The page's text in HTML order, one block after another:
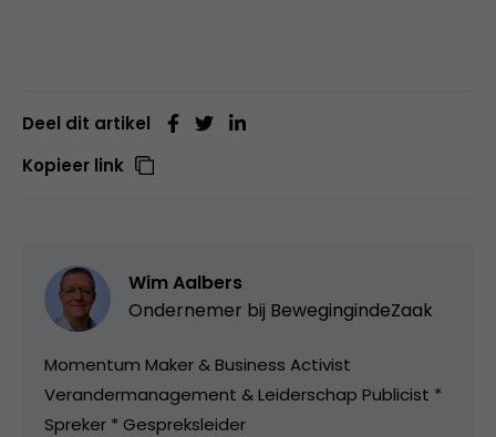
Deel dit artikel
Kopieer link
Wim Aalbers
Ondernemer bij BewegingindeZaak
Momentum Maker & Business Activist
Verandermanagement & Leiderschap Publicist *
Spreker * Gespreksleider